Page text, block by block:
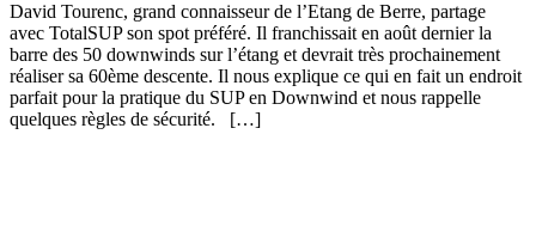
David Tourenc, grand connaisseur de l’Etang de Berre, partage
avec TotalSUP son spot préféré. Il franchissait en août dernier la
barre des 50 downwinds sur l’étang et devrait très prochainement
réaliser sa 60ème descente. Il nous explique ce qui en fait un endroit
parfait pour la pratique du SUP en Downwind et nous rappelle
quelques règles de sécurité. […]